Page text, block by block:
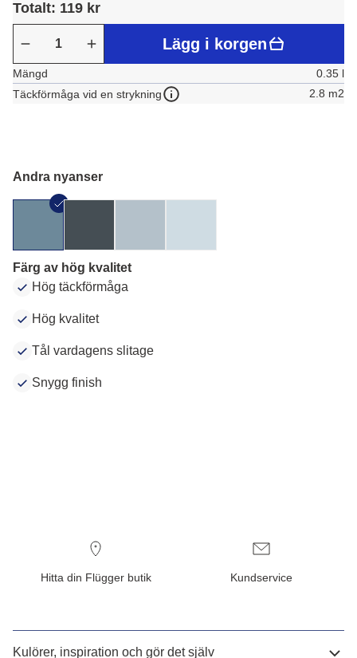
Totalt: 119 kr
Lägg i korgen
Mängd
0.35 l
Täckförmåga vid en strykning
2.8 m2
Andra nyanser
Färg av hög kvalitet
Hög täckförmåga
Hög kvalitet
Tål vardagens slitage
Snygg finish
Hitta din Flügger butik Kundservice
Kulörer, inspiration och gör det själv